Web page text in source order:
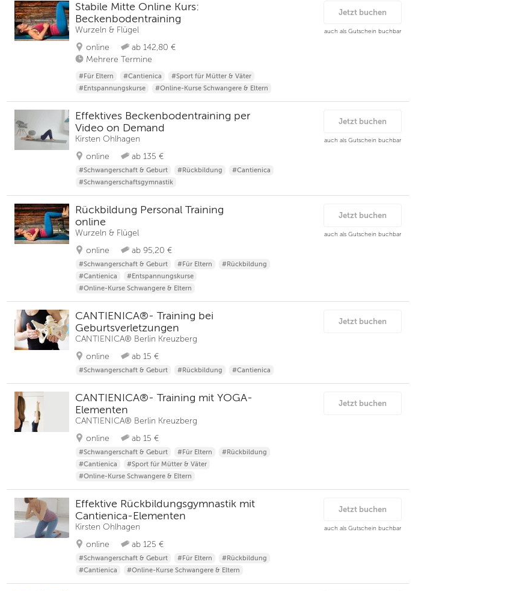
Stabile Mitte Online Kurs:
Beckenbodentraining
Wurzeln & Flügel
online
ab 142,80 €
Mehrere Termine
#Für Eltern #Cantienica
#Sport für Mütter & Väter
#Entspannungskurse
#Online-Kurse Schwangere & Eltern
Jetzt buchen
auch als Gutschein buchbar
Effektives Beckenbodentraining per
Video on Demand
Kirsten Ohlhagen
online
ab 135 €
#Schwangerschaft & Geburt #Rückbildung
#Cantienica
#Schwangerschaftsgymnastik
Jetzt buchen
auch als Gutschein buchbar
Rückbildung Personal Training
online
Wurzeln & Flügel
online
ab 95,20 €
#Schwangerschaft & Geburt #Für Eltern
#Rückbildung
#Cantienica
#Entspannungskurse
#Online-Kurse Schwangere & Eltern
Jetzt buchen
auch als Gutschein buchbar
CANTIENICA®- Training bei
Geburtsverletzungen
CANTIENICA® Berlin Kreuzberg
online
ab 15 €
#Schwangerschaft & Geburt #Rückbildung #Cantienica
Jetzt buchen
CANTIENICA®- Training mit YOGA-
Elementen
CANTIENICA® Berlin Kreuzberg
online
ab 15 €
#Schwangerschaft & Geburt #Für Eltern
#Rückbildung
#Cantienica
#Sport für Mütter & Väter
#Online-Kurse Schwangere & Eltern
Jetzt buchen
Effektive Rückbildungsgymnastik mit
Cantienica-Elementen
Kirsten Ohlhagen
online
ab 125 €
#Schwangerschaft & Geburt #Für Eltern
#Rückbildung
#Cantienica
#Online-Kurse Schwangere & Eltern
Jetzt buchen
auch als Gutschein buchbar